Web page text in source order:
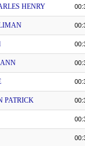
HENRY
PATRICK